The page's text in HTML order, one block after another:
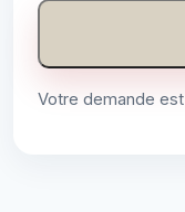
Votre demande est